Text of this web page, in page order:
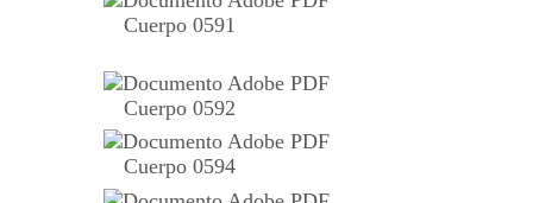
Cuerpo 0591
Cuerpo 0592
Cuerpo 0594